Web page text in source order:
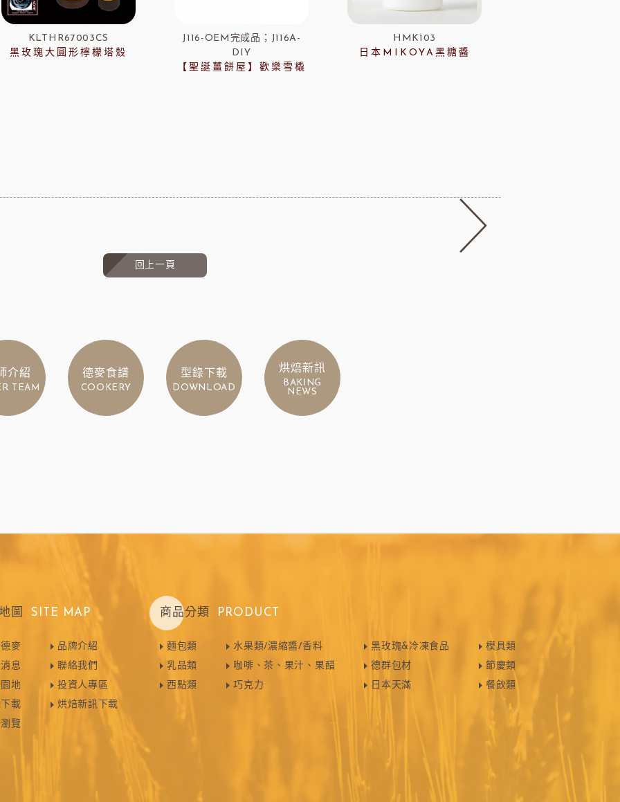
KLTHR67003CS
黑玫瑰大圓形檸檬塔殼
J116-OEM完成品；J116A-
DIY
【聖誕薑餅屋】歡樂雪橇
HMK103
日本MIKOYA黑糖醬
回上一頁
介紹
TEAM
德麥食譜
COOKERY
型錄下載
DOWNLOAD
烘焙新訊
BAKING
NEWS
圖 SITE MAP
麥
息
地
載
覽
品牌介紹
聯絡我們
投資人專區
烘焙新訊下載
商品分類 PRODUCT
麵包類
乳品類
西點類
水果類/濃縮醬/香料
咖啡、茶、果汁、果醋
巧克力
黑玫瑰&冷凍食品
德群包材
日本天滿
模具類
節慶類
餐飲類